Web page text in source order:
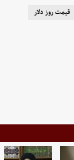
قیمت روز دلار